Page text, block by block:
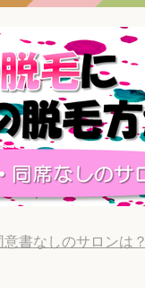
書なしのサロンは？